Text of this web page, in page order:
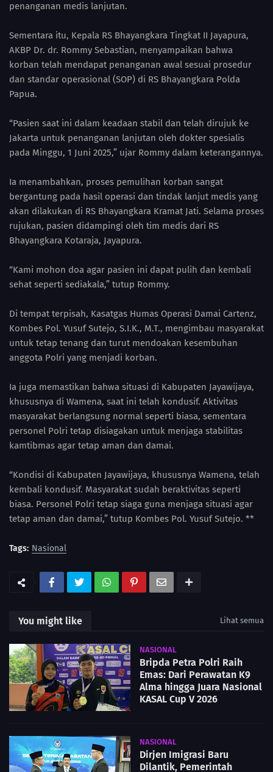
penanganan medis lanjutan.
Sementara itu, Kepala RS Bhayangkara Tingkat II Jayapura,
AKBP Dr. dr. Rommy Sebastian, menyampaikan bahwa
korban telah mendapat penanganan awal sesuai prosedur
dan standar operasional (SOP) di RS Bhayangkara Polda
Papua.
“Pasien saat ini dalam keadaan stabil dan telah dirujuk ke
Jakarta untuk penanganan lanjutan oleh dokter spesialis
pada Minggu, 1 Juni 2025,” ujar Rommy dalam keterangannya.
Ia menambahkan, proses pemulihan korban sangat
bergantung pada hasil operasi dan tindak lanjut medis yang
akan dilakukan di RS Bhayangkara Kramat Jati. Selama proses
rujukan, pasien didampingi oleh tim medis dari RS
Bhayangkara Kotaraja, Jayapura.
“Kami mohon doa agar pasien ini dapat pulih dan kembali
sehat seperti sediakala,” tutup Rommy.
Di tempat terpisah, Kasatgas Humas Operasi Damai Cartenz,
Kombes Pol. Yusuf Sutejo, S.I.K., M.T., mengimbau masyarakat
untuk tetap tenang dan turut mendoakan kesembuhan
anggota Polri yang menjadi korban.
Ia juga memastikan bahwa situasi di Kabupaten Jayawijaya,
khususnya di Wamena, saat ini telah kondusif. Aktivitas
masyarakat berlangsung normal seperti biasa, sementara
personel Polri tetap disiagakan untuk menjaga stabilitas
kamtibmas agar tetap aman dan damai.
“Kondisi di Kabupaten Jayawijaya, khususnya Wamena, telah
kembali kondusif. Masyarakat sudah beraktivitas seperti
biasa. Personel Polri tetap siaga guna menjaga situasi agar
tetap aman dan damai,” tutup Kombes Pol. Yusuf Sutejo. **
Tags: Nasional
You might like Lihat semua
NASIONAL
Bripda Petra Polri Raih
Emas: Dari Perawatan K9
Alma hingga Juara Nasional
KASAL Cup V 2026
NASIONAL
Dirjen Imigrasi Baru
Dilantik, Pemerintah